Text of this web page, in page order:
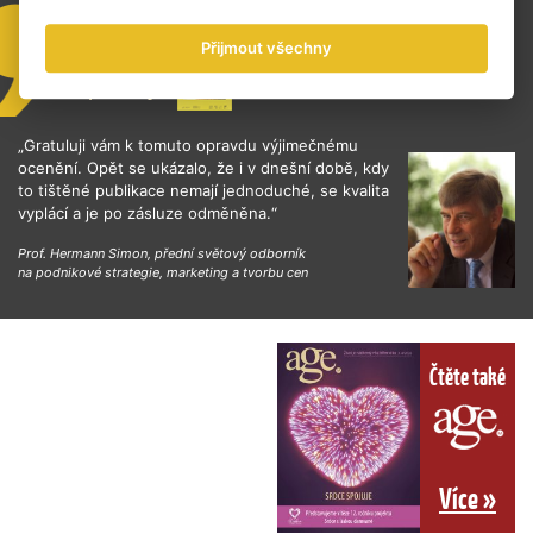
„Gratuluji vám k tomuto opravdu výjimečnému
ocenění. Opět se ukázalo, že i v dnešní době, kdy
to tištěné publikace nemají jednoduché, se kvalita
vyplácí a je po zásluze odměněna.“
Prof. Hermann Simon, přední světový odborník
na podnikové strategie, marketing a tvorbu cen
Čtěte také
Více »
Přijmout všechny